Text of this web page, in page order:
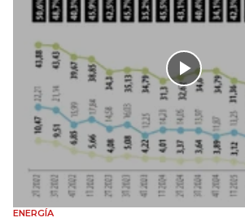
ENERGÍA